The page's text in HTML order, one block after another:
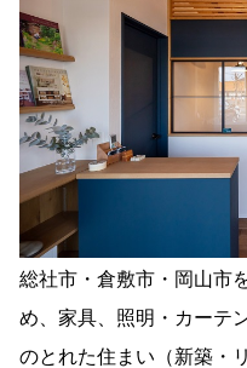
総社市・倉敷市・岡山市
め、家具、照明・カーテ
のとれた住まい（新築・